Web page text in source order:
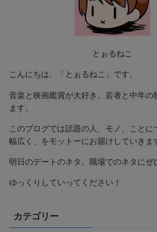
とぉるねこ
こんにちは、「とぉるねこ」です。
音楽と映画鑑賞が大好き。若者と中年の
ます。
このブログでは話題の人、モノ、ことに
幅広く、をモットーにお届けしていきま
明日のデートのネタ、職場でのネタにぜ
ゆっくりしていってください！
カテゴリー